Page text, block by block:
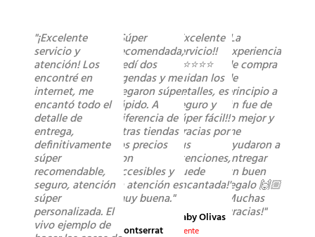
"¡Excelente
servicio y
atención! Los
encontré en
internet, me
encantó todo el
detalle de
entrega,
definitivamente
súper
recomendable,
seguro, atención
súper
personalizada. El
vivo ejemplo de
"Súper
recomendada,
pedí dos
agendas y me
llegaron súper
rápido. A
diferencia de
otras tiendas
los precios
son
accesibles y
la atención es
muy buena."
Montserrat
"Excelente
servicio!!
⭐️⭐️⭐️⭐️⭐️
cuidan los
detalles, es
seguro y
súper fácil!!
Gracias por
sus
atenciones,
quede
encantada!"
Gaby Olivas
Cliente
"La
experiencia
de compra
de
principio a
fin fue de
lo mejor y
me
ayudaron a
entregar
un buen
regalo 🙌🏼
Muchas
gracias!"